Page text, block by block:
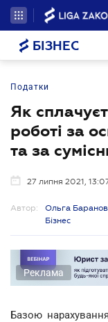
БІЗНЕС
Податки
Як
роботі за
та за
27 липня 2021,
Автор:
Ольга
Бізнес
Реклама
Базою